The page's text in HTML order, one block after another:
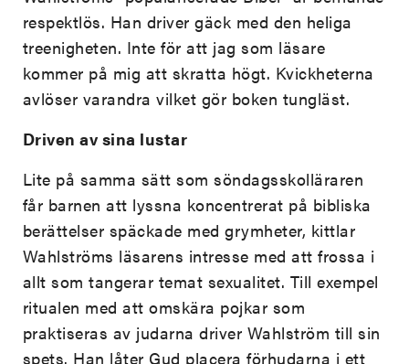
respektlös. Han driver gäck med den heliga
treenigheten. Inte för att jag som läsare
kommer på mig att skratta högt. Kvickheterna
avlöser varandra vilket gör boken tungläst.
Driven av sina lustar
Lite på samma sätt som söndagsskolläraren
får barnen att lyssna koncentrerat på bibliska
berättelser späckade med grymheter, kittlar
Wahlströms läsarens intresse med att frossa i
allt som tangerar temat sexualitet. Till exempel
ritualen med att omskära pojkar som
praktiseras av judarna driver Wahlström till sin
spets. Han låter Gud placera förhudarna i ett